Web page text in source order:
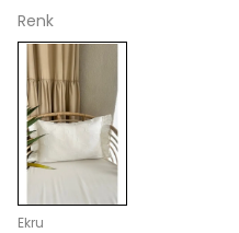
Renk
Ekru